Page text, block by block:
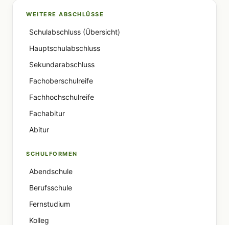
WEITERE ABSCHLÜSSE
Schulabschluss (Übersicht)
Hauptschulabschluss
Sekundarabschluss
Fachoberschulreife
Fachhochschulreife
Fachabitur
Abitur
SCHULFORMEN
Abendschule
Berufsschule
Fernstudium
Kolleg